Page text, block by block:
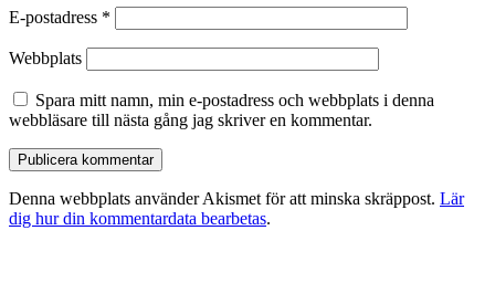
E-postadress *
Webbplats
Spara mitt namn, min e-postadress och webbplats i denna
webbläsare till nästa gång jag skriver en kommentar.
Denna webbplats använder Akismet för att minska skräppost. Lär
dig hur din kommentardata bearbetas.